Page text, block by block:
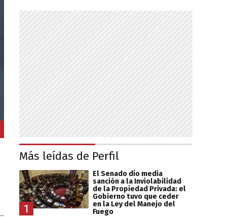
Más leídas de Perfil
1
El Senado dio media
sanción a la Inviolabilidad
de la Propiedad Privada: el
Gobierno tuvo que ceder
en la Ley del Manejo del
Fuego